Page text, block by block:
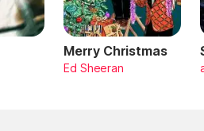
Merry Christmas
Ed Sheeran